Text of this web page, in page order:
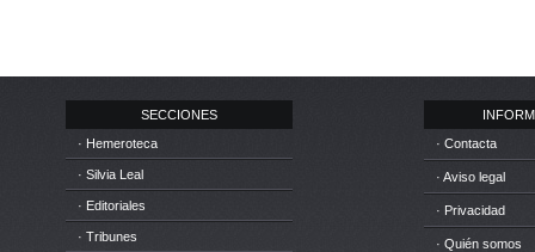
SECCIONES
· Hemeroteca
· Silvia Leal
· Editoriales
· Tribunes
· Contacta
· Aviso legal
· Privacidad
· Quién somos